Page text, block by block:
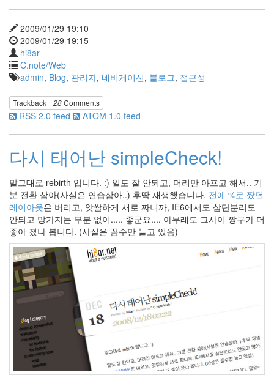
2009/01/29 19:10
2009/01/29 19:15
hi8ar
C.note/Web
admin, Blog, 관리자, 네비게이션, 블로그, 접근성
Trackback 28Comments
RSS 2.0 feed ATOM 1.0 feed
다시 태어난 simpleCheck!
말그대로 rebirth 입니다. :) 일도 잘 안되고, 머리만 아프고 해서.. 기
분 전환 삼아(사실은 연습삼아..) 후딱 재생했습니다. 전에 %로 짰던
레이아웃은 버리고, 앗쌀하게 새로 짜니까, IE6에서도 삼단분리도
안되고 망가지는 부분 없이..... 좋군요.... 아무래도 그사이 짱구가 더
좋아 졌나 봅니다. (사실은 꼼수만 늘고 있음)
아
즈
IE8
Linkroll
백
영
자
살
로
드
데
이
UTF-
Radio
Ashanti